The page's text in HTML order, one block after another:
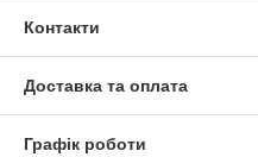
Контакти
Доставка та оплата
Графік роботи